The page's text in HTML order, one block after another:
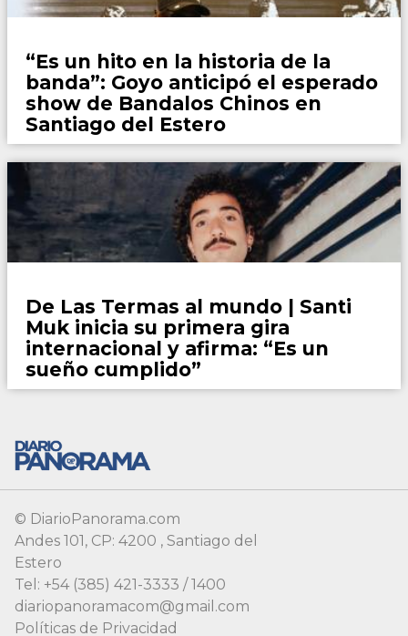
“Es un hito en la historia de la
banda”: Goyo anticipó el esperado
show de Bandalos Chinos en
Santiago del Estero
De Las Termas al mundo | Santi
Muk inicia su primera gira
internacional y afirma: “Es un
sueño cumplido”
© DiarioPanorama.com
Andes 101, CP: 4200 , Santiago del
Estero
Tel: +54 (385) 421-3333 / 1400
diariopanoramacom@gmail.com
Políticas de Privacidad